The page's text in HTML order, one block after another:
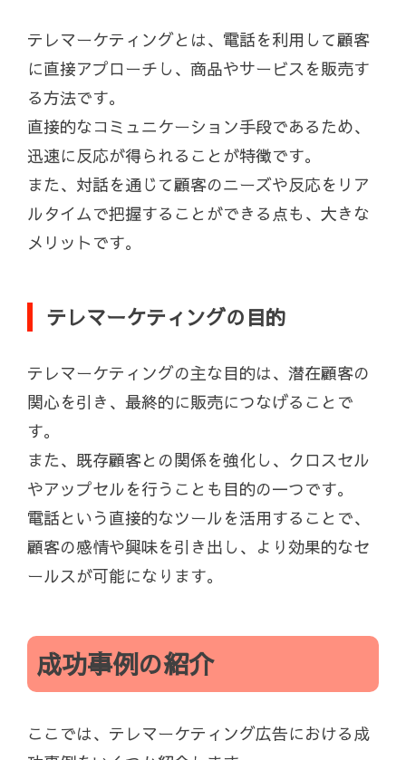
テレマーケティングとは、電話を利用して顧客
に直接アプローチし、商品やサービスを販売す
る方法です。
直接的なコミュニケーション手段であるため、
迅速に反応が得られることが特徴です。
また、対話を通じて顧客のニーズや反応をリア
ルタイムで把握することができる点も、大きな
メリットです。
テレマーケティングの目的
テレマーケティングの主な目的は、潜在顧客の
関心を引き、最終的に販売につなげることで
す。
また、既存顧客との関係を強化し、クロスセル
やアップセルを行うことも目的の一つです。
電話という直接的なツールを活用することで、
顧客の感情や興味を引き出し、より効果的なセ
ールスが可能になります。
成功事例の紹介
ここでは、テレマーケティング広告における成